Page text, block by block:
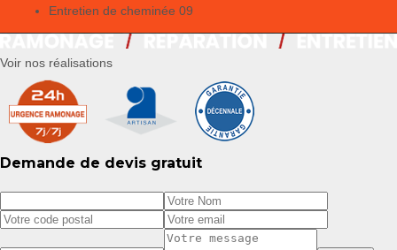
Entretien de cheminée 09
Voir nos réalisations
Demande de devis gratuit